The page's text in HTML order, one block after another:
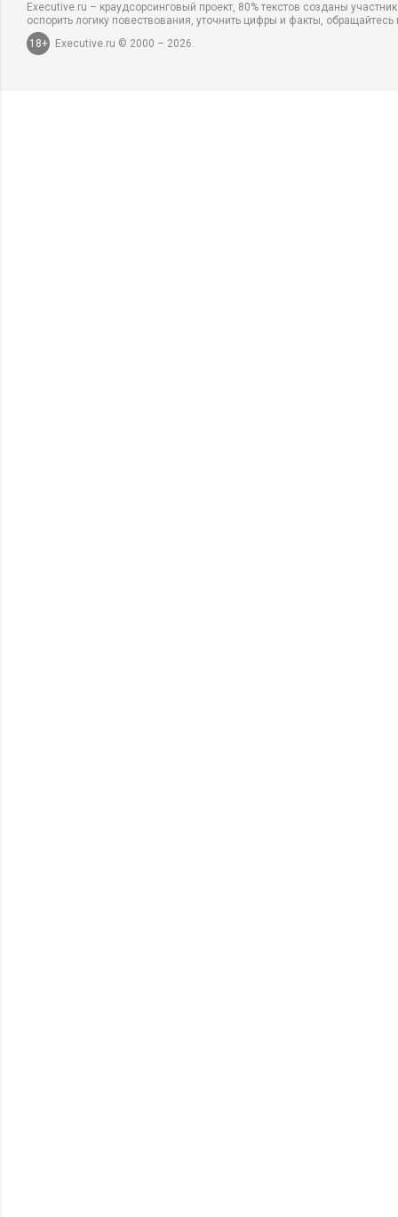
Executive.ru – краудсорсинговый проект, 80% текстов созданы
оспорить логику повествования, уточнить цифры и факты,
18+
Executive.ru © 2000 – 2026.